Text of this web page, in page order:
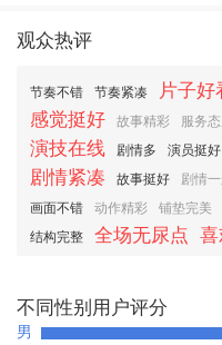
观众热评
节奏不错 节奏紧凑 片子好
感觉挺好
故事精彩 服务
演技在线 剧情多 演员挺好
剧情紧凑
故事挺好 剧情
画面不错
动作精彩 铺垫完美
结构完整
全场无尿点
不同性别用户评分
男